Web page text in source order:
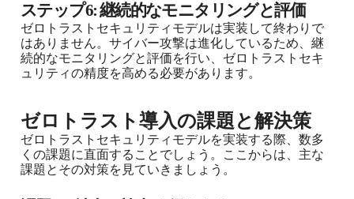
ステップ6: 継続的なモニタリングと評価
ゼロトラストセキュリティモデルは実装して終わりで
はありません。サイバー攻撃は進化しているため、継
続的なモニタリングと評価を行い、ゼロトラストセキ
ュリティの精度を高める必要があります。
ゼロトラスト導入の課題と解決策
ゼロトラストセキュリティモデルを実装する際、数多
くの課題に直面することでしょう。ここからは、主な
課題とその対策を見ていきましょう。